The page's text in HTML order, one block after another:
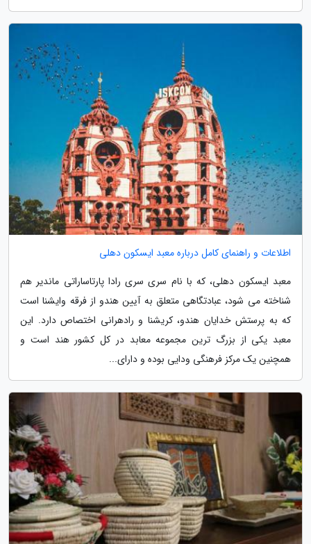
اطلاعات و راهنمای کامل درباره معبد ایسکون دهلی
معبد ایسکون دهلی، که با نام سری سری رادا پارتاساراتی ماندیر هم
شناخته می شود، عبادتگاهی متعلق به آیین هندو از فرقه وایشنا است
که به پرستش خدایان هندو، کریشنا و رادهرانی اختصاص دارد. این
معبد یکی از بزرگ ترین مجموعه معابد در کل کشور هند است و
همچنین یک مرکز فرهنگی ودایی بوده و دارای...